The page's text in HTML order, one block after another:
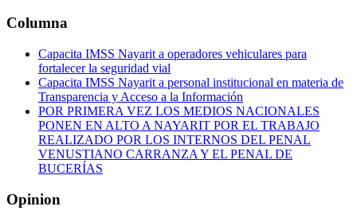
Columna
Capacita IMSS Nayarit a operadores vehiculares para
fortalecer la seguridad vial
Capacita IMSS Nayarit a personal institucional en materia de
Transparencia y Acceso a la Información
POR PRIMERA VEZ LOS MEDIOS NACIONALES
PONEN EN ALTO A NAYARIT POR EL TRABAJO
REALIZADO POR LOS INTERNOS DEL PENAL
VENUSTIANO CARRANZA Y EL PENAL DE
BUCERÍAS
Opinion